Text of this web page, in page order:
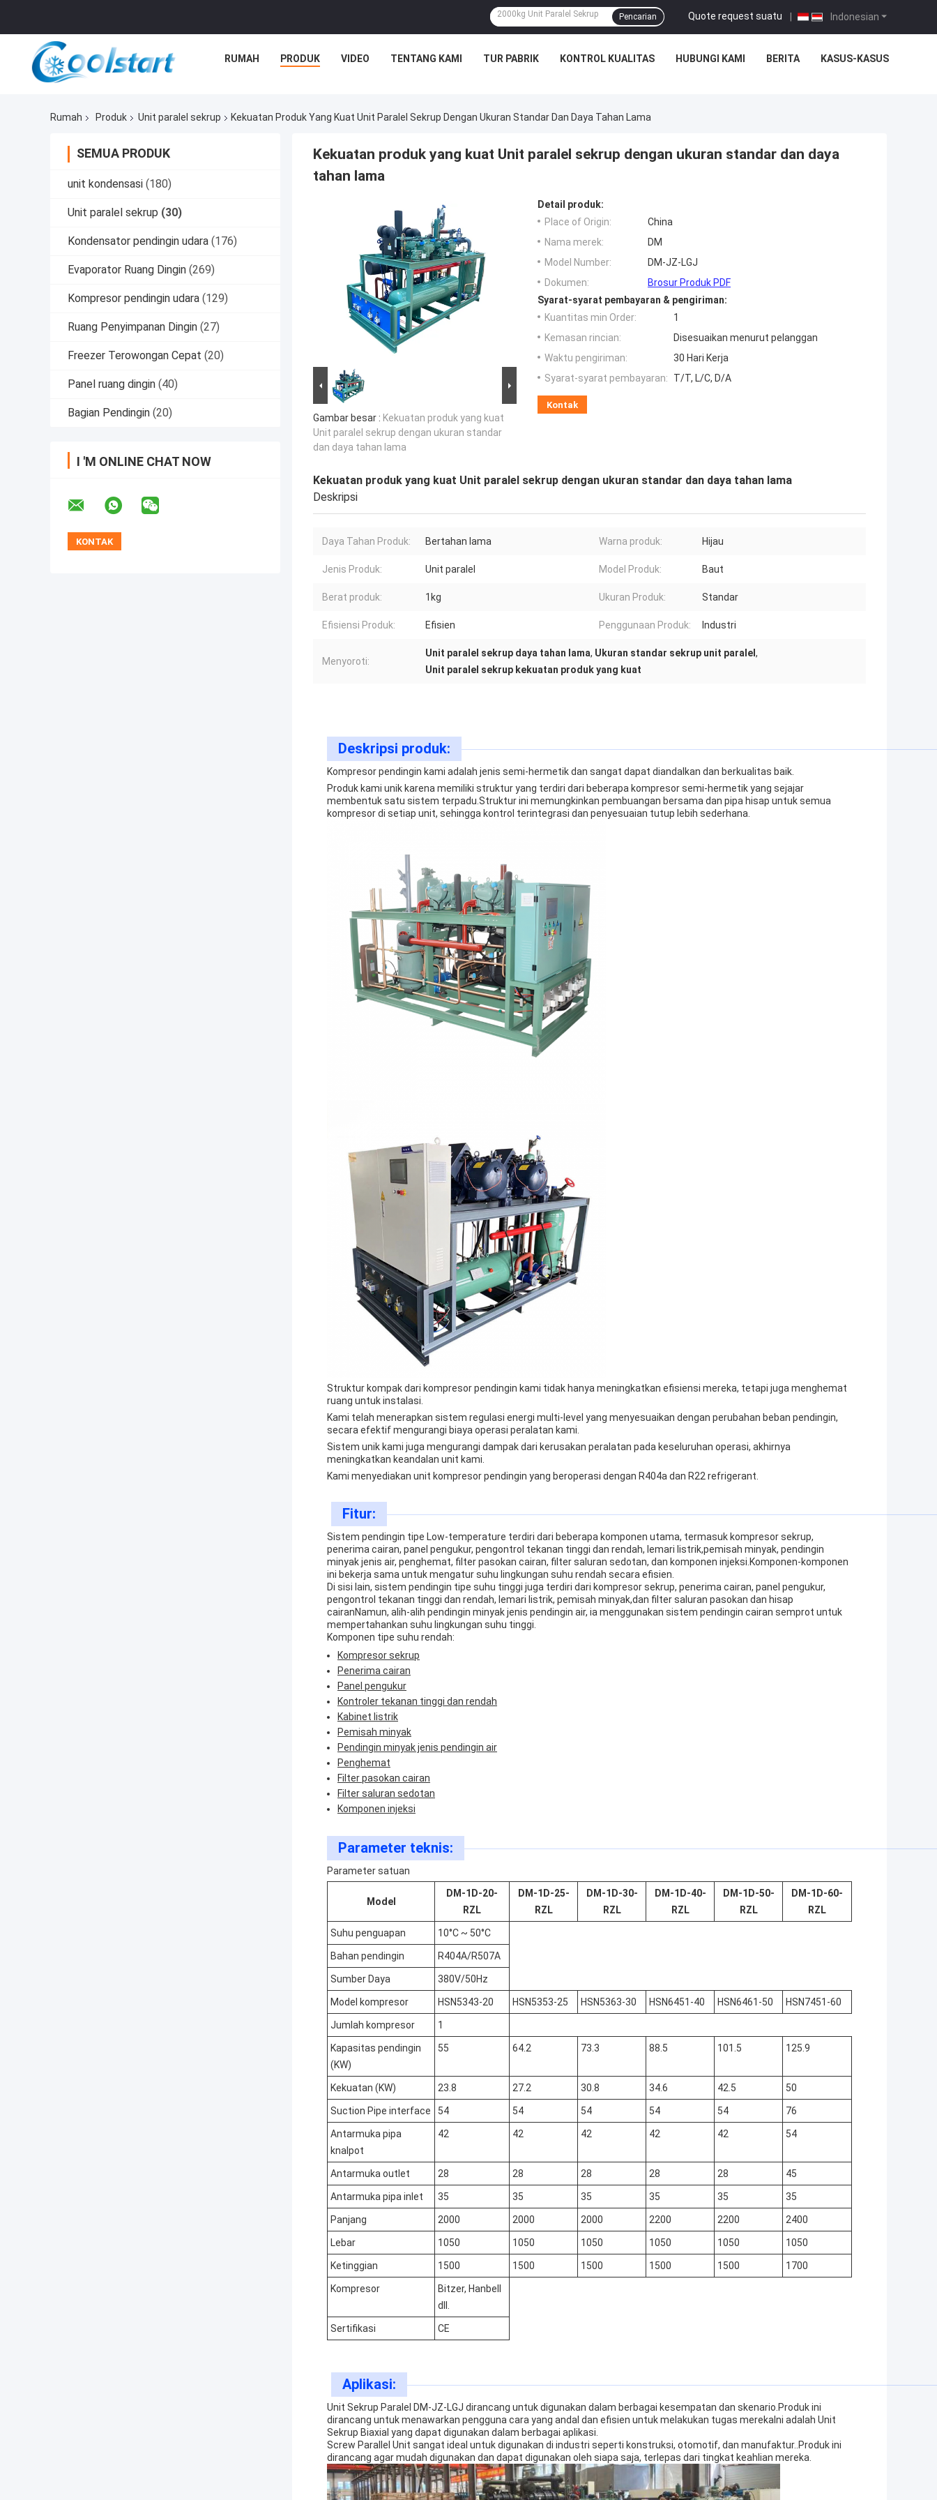
Indonesian
Quote request suatu |
Pencarian
RUMAH PRODUK VIDEO TENTANG KAMI TUR PABRIK KONTROL KUALITAS HUBUNGI KAMI BERITA KASUS-KASUS
Rumah Produk Unit paralel sekrup Kekuatan Produk Yang Kuat Unit Paralel Sekrup Dengan Ukuran Standar Dan Daya Tahan Lama
SEMUA PRODUK
unit kondensasi (180)
Unit paralel sekrup (30)
Kondensator pendingin udara (176)
Evaporator Ruang Dingin (269)
Kompresor pendingin udara (129)
Ruang Penyimpanan Dingin (27)
Freezer Terowongan Cepat (20)
Panel ruang dingin (40)
Bagian Pendingin (20)
I 'M ONLINE CHAT NOW
Kekuatan produk yang kuat Unit paralel sekrup dengan ukuran standar dan daya
tahan lama
Gambar besar : Kekuatan produk yang kuat
Unit paralel sekrup dengan ukuran standar
dan daya tahan lama
Detail produk:
Place of Origin:
China
Nama merek:
DM
Model Number:
DM-JZ-LGJ
Dokumen:
Brosur Produk PDF
Syarat-syarat pembayaran & pengiriman:
Kuantitas min Order:
1
Kemasan rincian:
Disesuaikan menurut pelanggan
Waktu pengiriman:
30 Hari Kerja
Syarat-syarat pembayaran:
T/T, L/C, D/A
Kontak
Kekuatan produk yang kuat Unit paralel sekrup dengan ukuran standar dan daya tahan lama
Deskripsi
Daya Tahan Produk: Bertahan lama Warna produk: Hijau
Jenis Produk: Unit paralel Model Produk: Baut
Berat produk: 1kg Ukuran Produk: Standar
Efisiensi Produk: Efisien Penggunaan Produk: Industri
Menyoroti:
Unit paralel sekrup daya tahan lama, Ukuran standar sekrup unit paralel ,
Unit paralel sekrup kekuatan produk yang kuat
Deskripsi produk:
Kompresor pendingin kami adalah jenis semi-hermetik dan sangat dapat diandalkan dan berkualitas baik.
Produk kami unik karena memiliki struktur yang terdiri dari beberapa kompresor semi-hermetik yang sejajar
membentuk satu sistem terpadu.Struktur ini memungkinkan pembuangan bersama dan pipa hisap untuk semua
kompresor di setiap unit, sehingga kontrol terintegrasi dan penyesuaian tutup lebih sederhana.
Struktur kompak dari kompresor pendingin kami tidak hanya meningkatkan efisiensi mereka, tetapi juga menghemat
ruang untuk instalasi.
Kami telah menerapkan sistem regulasi energi multi-level yang menyesuaikan dengan perubahan beban pendingin,
secara efektif mengurangi biaya operasi peralatan kami.
Sistem unik kami juga mengurangi dampak dari kerusakan peralatan pada keseluruhan operasi, akhirnya
meningkatkan keandalan unit kami.
Kami menyediakan unit kompresor pendingin yang beroperasi dengan R404a dan R22 refrigerant.
Fitur:
Sistem pendingin tipe Low-temperature terdiri dari beberapa komponen utama, termasuk kompresor sekrup,
penerima cairan, panel pengukur, pengontrol tekanan tinggi dan rendah, lemari listrik,pemisah minyak, pendingin
minyak jenis air, penghemat, filter pasokan cairan, filter saluran sedotan, dan komponen injeksi.Komponen-komponen
ini bekerja sama untuk mengatur suhu lingkungan suhu rendah secara efisien.
Di sisi lain, sistem pendingin tipe suhu tinggi juga terdiri dari kompresor sekrup, penerima cairan, panel pengukur,
pengontrol tekanan tinggi dan rendah, lemari listrik, pemisah minyak,dan filter saluran pasokan dan hisap
cairanNamun, alih-alih pendingin minyak jenis pendingin air, ia menggunakan sistem pendingin cairan semprot untuk
mempertahankan suhu lingkungan suhu tinggi.
Komponen tipe suhu rendah:
Kompresor sekrup
Penerima cairan
Panel pengukur
Kontroler tekanan tinggi dan rendah
Kabinet listrik
Pemisah minyak
Pendingin minyak jenis pendingin air
Penghemat
Filter pasokan cairan
Filter saluran sedotan
Komponen injeksi
Parameter teknis:
Parameter satuan
Model
DM-1D-20-
RZL
DM-1D-25-
RZL
DM-1D-30-
RZL
DM-1D-40-
RZL
DM-1D-50-
RZL
DM-1D-60-
RZL
Suhu penguapan 10°C ~ 50°C
Bahan pendingin R404A/R507A
Sumber Daya 380V/50Hz
Model kompresor HSN5343-20 HSN5353-25 HSN5363-30 HSN6451-40 HSN6461-50 HSN7451-60
Jumlah kompresor 1
Kapasitas pendingin
(KW)
55 64.2 73.3 88.5 101.5 125.9
Kekuatan (KW) 23.8 27.2 30.8 34.6 42.5 50
Suction Pipe interface 54 54 54 54 54 76
Antarmuka pipa
knalpot
42 42 42 42 42 54
Antarmuka outlet 28 28 28 28 28 45
Antarmuka pipa inlet 35 35 35 35 35 35
Panjang 2000 2000 2000 2200 2200 2400
Lebar 1050 1050 1050 1050 1050 1050
Ketinggian 1500 1500 1500 1500 1500 1700
Kompresor
Bitzer, Hanbell
dll.
Sertifikasi CE
Aplikasi:
Unit Sekrup Paralel DM-JZ-LGJ dirancang untuk digunakan dalam berbagai kesempatan dan skenario.Produk ini
dirancang untuk menawarkan pengguna cara yang andal dan efisien untuk melakukan tugas merekaIni adalah Unit
Sekrup Biaxial yang dapat digunakan dalam berbagai aplikasi.
Screw Parallel Unit sangat ideal untuk digunakan di industri seperti konstruksi, otomotif, dan manufaktur..Produk ini
dirancang agar mudah digunakan dan dapat digunakan oleh siapa saja, terlepas dari tingkat keahlian mereka.